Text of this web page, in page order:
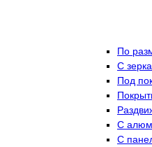
По
C
Под
С
С